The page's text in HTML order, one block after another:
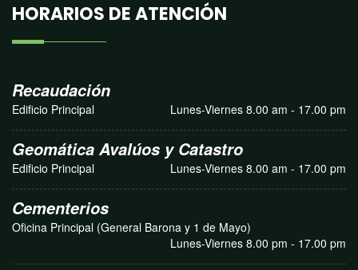
HORARIOS DE ATENCIÓN
Recaudación
Edificio Principal Lunes-Viernes 8.00 am - 17.00 pm
Geomática Avalúos y Catastro
Edificio Principal Lunes-Viernes 8.00 am - 17.00 pm
Cementerios
Oficina Principal (General Barona y 1 de Mayo)
Lunes-Viernes 8.00 pm - 17.00 pm